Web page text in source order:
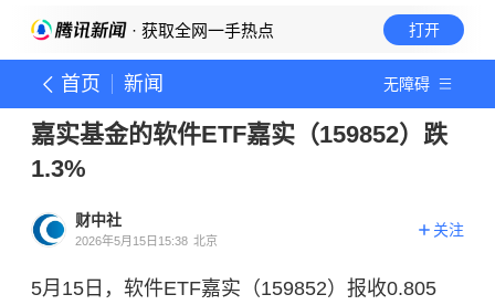
· 获取全网一手热点 打开
首页 新闻 无障碍
嘉实基金的软件ETF嘉实（159852）跌
1.3%
财中社
2026年5月15日15:38 北京
关注
5月15日，软件ETF嘉实（159852）报收0.805